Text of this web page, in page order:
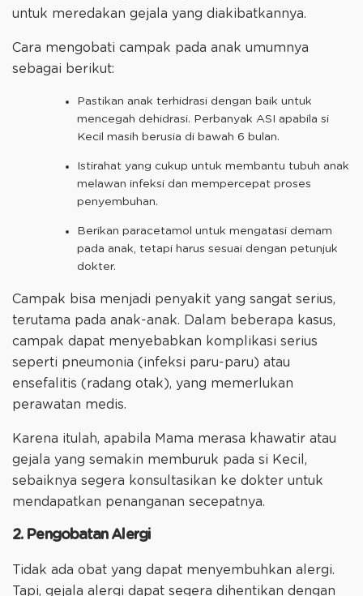
untuk meredakan gejala yang diakibatkannya.
Cara mengobati campak pada anak umumnya
sebagai berikut:
Pastikan anak terhidrasi dengan baik untuk
mencegah dehidrasi. Perbanyak ASI apabila si
Kecil masih berusia di bawah 6 bulan.
Istirahat yang cukup untuk membantu tubuh anak
melawan infeksi dan mempercepat proses
penyembuhan.
Berikan paracetamol untuk mengatasi demam
pada anak, tetapi harus sesuai dengan petunjuk
dokter.
Campak bisa menjadi penyakit yang sangat serius,
terutama pada anak-anak. Dalam beberapa kasus,
campak dapat menyebabkan komplikasi serius
seperti pneumonia (infeksi paru-paru) atau
ensefalitis (radang otak), yang memerlukan
perawatan medis.
Karena itulah, apabila Mama merasa khawatir atau
gejala yang semakin memburuk pada si Kecil,
sebaiknya segera konsultasikan ke dokter untuk
mendapatkan penanganan secepatnya.
2. Pengobatan Alergi
Tidak ada obat yang dapat menyembuhkan alergi.
Tapi, gejala alergi dapat segera dihentikan dengan